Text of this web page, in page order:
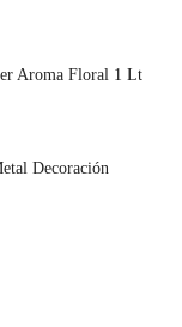
Aroma Floral 1 Lt
Decoración